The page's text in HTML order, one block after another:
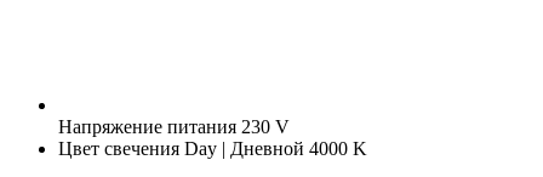
Напряжение питания 230 V
Цвет свечения Day | Дневной 4000 K